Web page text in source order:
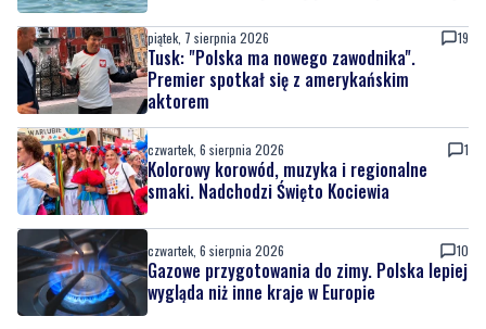
piątek, 7 sierpnia 2026 19
Tusk: "Polska ma nowego zawodnika".
Premier spotkał się z amerykańskim
aktorem
czwartek, 6 sierpnia 2026 1
Kolorowy korowód, muzyka i regionalne
smaki. Nadchodzi Święto Kociewia
czwartek, 6 sierpnia 2026 10
Gazowe przygotowania do zimy. Polska lepiej
wygląda niż inne kraje w Europie